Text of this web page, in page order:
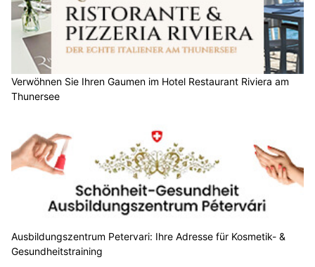
Verwöhnen Sie Ihren Gaumen im Hotel Restaurant Riviera am
Thunersee
Ausbildungszentrum Petervari: Ihre Adresse für Kosmetik- &
Gesundheitstraining